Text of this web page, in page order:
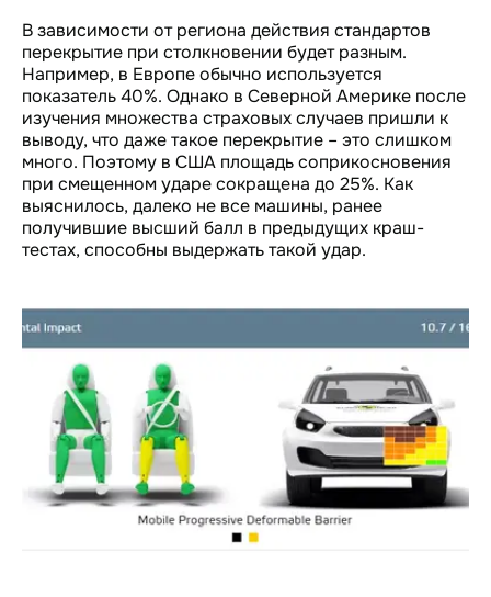
В зависимости от региона действия стандартов
перекрытие при столкновении будет разным.
Например, в Европе обычно используется
показатель 40%. Однако в Северной Америке после
изучения множества страховых случаев пришли к
выводу, что даже такое перекрытие – это слишком
много. Поэтому в США площадь соприкосновения
при смещенном ударе сокращена до 25%. Как
выяснилось, далеко не все машины, ранее
получившие высший балл в предыдущих краш-
тестах, способны выдержать такой удар.